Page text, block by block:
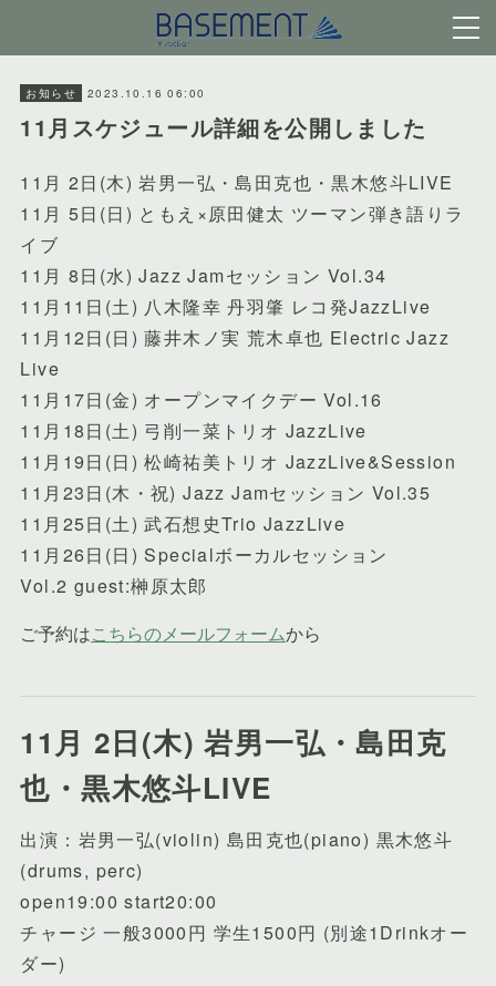
お知らせ 2023.10.16 06:00
11月スケジュール詳細を公開しました
11月 2日(木) 岩男一弘・島田克也・黒木悠斗LIVE
11月 5日(日) ともえ×原田健太 ツーマン弾き語りラ
イブ
11月 8日(水) Jazz Jamセッション Vol.34
11月11日(土) 八木隆幸 丹羽肇 レコ発JazzLive
11月12日(日) 藤井木ノ実 荒木卓也 Electric Jazz
Live
11月17日(金) オープンマイクデー Vol.16
11月18日(土) 弓削一菜トリオ JazzLive
11月19日(日) 松崎祐美トリオ JazzLive&Session
11月23日(木・祝) Jazz Jamセッション Vol.35
11月25日(土) 武石想史Trio JazzLive
11月26日(日) Specialボーカルセッション
Vol.2 guest:榊原太郎
11月 2日(木) 岩男一弘・島田克
也・黒木悠斗LIVE
出演：岩男一弘(violin) 島田克也(piano) 黒木悠斗
(drums, perc)
open19:00 start20:00
チャージ 一般3000円 学生1500円 (別途1Drinkオー
ダー)